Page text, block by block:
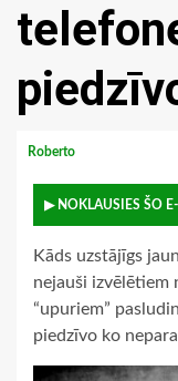
Roberto
▶ NOKLAUSIES ŠO
Kāds uzstājīgs
nejauši izvēlētiem
“upuriem”
piedzīvo ko